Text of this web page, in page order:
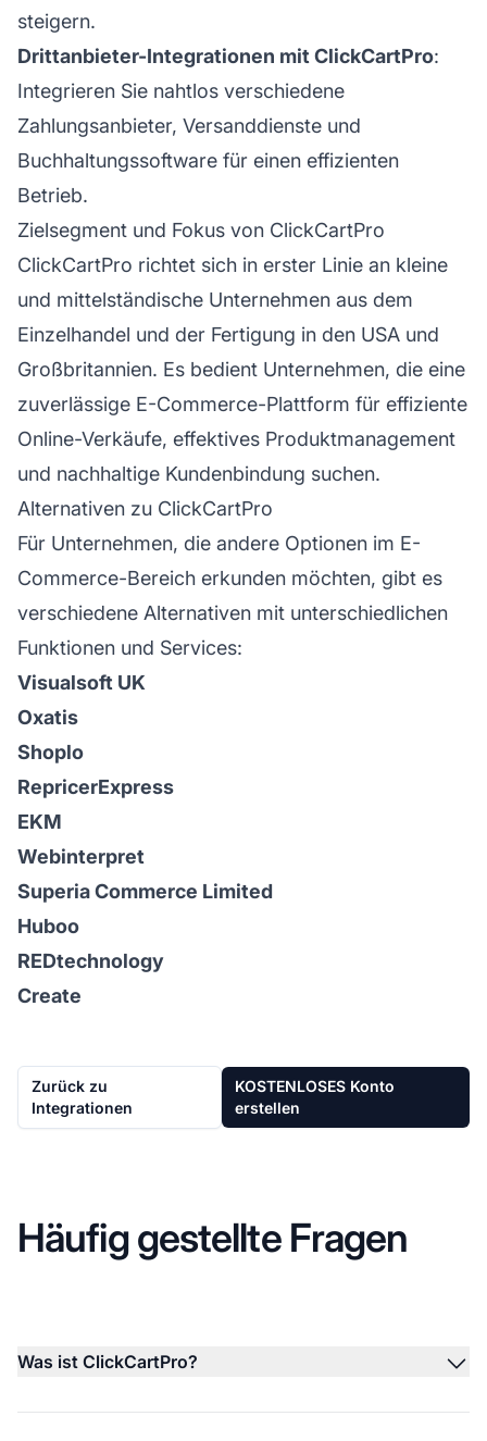
steigern.
Drittanbieter-Integrationen mit ClickCartPro:
Integrieren Sie nahtlos verschiedene
Zahlungsanbieter, Versanddienste und
Buchhaltungssoftware für einen effizienten
Betrieb.
Zielsegment und Fokus von ClickCartPro
ClickCartPro richtet sich in erster Linie an kleine
und mittelständische Unternehmen aus dem
Einzelhandel und der Fertigung in den USA und
Großbritannien. Es bedient Unternehmen, die eine
zuverlässige E-Commerce-Plattform für effiziente
Online-Verkäufe, effektives Produktmanagement
und nachhaltige Kundenbindung suchen.
Alternativen zu ClickCartPro
Für Unternehmen, die andere Optionen im E-
Commerce-Bereich erkunden möchten, gibt es
verschiedene Alternativen mit unterschiedlichen
Funktionen und Services:
Visualsoft UK
Oxatis
Shoplo
RepricerExpress
EKM
Webinterpret
Superia Commerce Limited
Huboo
REDtechnology
Create
Zurück zu
Integrationen
KOSTENLOSES Konto
erstellen
Häufig gestellte Fragen
Was ist ClickCartPro?